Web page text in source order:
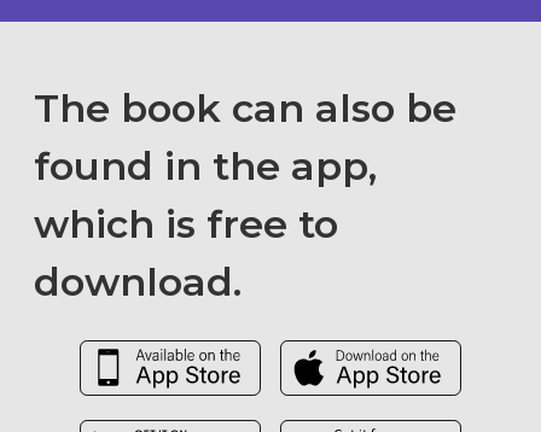
The book can also be
found in the app,
which is free to
download.